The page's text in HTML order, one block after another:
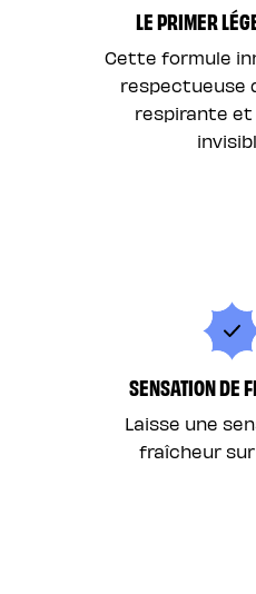
LE PRIMER
Cette formule
respectueuse
respirante et
SENSATION DE
Laisse une
fraîcheur